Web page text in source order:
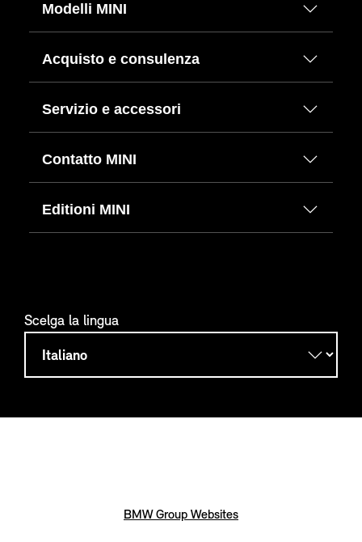
Modelli MINI
Acquisto e consulenza
Servizio e accessori
Contatto MINI
Editioni MINI
Scelga la lingua
BMW Group Websites